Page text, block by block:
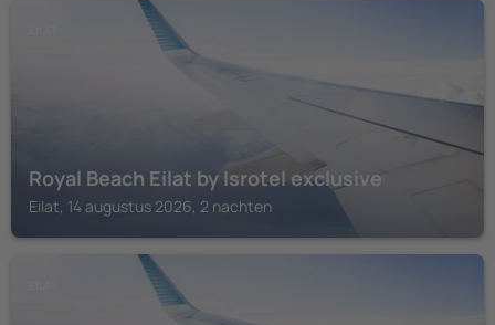
Royal Beach Eilat by Isrotel exclusive
Eilat, 14 augustus 2026, 2 nachten